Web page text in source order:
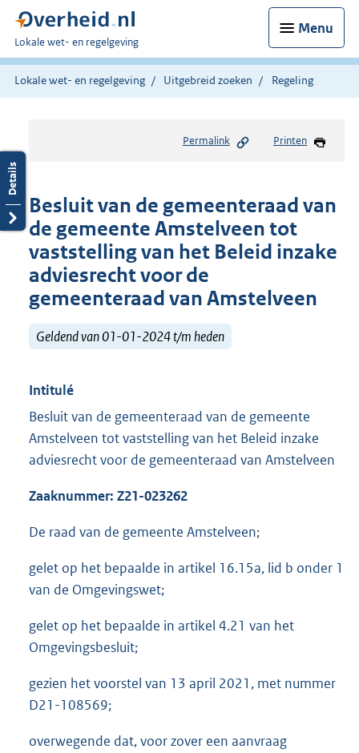
Menu
U
bent
hier:
Lokale wet- en regelgeving
Lokale wet- en regelgeving Uitgebreid zoeken Regeling
Permalink Printen
Besluit van de gemeenteraad van
de gemeente Amstelveen tot
vaststelling van het Beleid inzake
adviesrecht voor de
gemeenteraad van Amstelveen
Geldend van 01-01-2024 t/m heden
Intitulé
Besluit van de gemeenteraad van de gemeente
Amstelveen tot vaststelling van het Beleid inzake
adviesrecht voor de gemeenteraad van Amstelveen
Zaaknummer: Z21-023262
De raad van de gemeente Amstelveen;
gelet op het bepaalde in artikel 16.15a, lid b onder 1
van de Omgevingswet;
gelet op het bepaalde in artikel 4.21 van het
Omgevingsbesluit;
gezien het voorstel van 13 april 2021, met nummer
D21-108569;
overwegende dat, voor zover een aanvraag